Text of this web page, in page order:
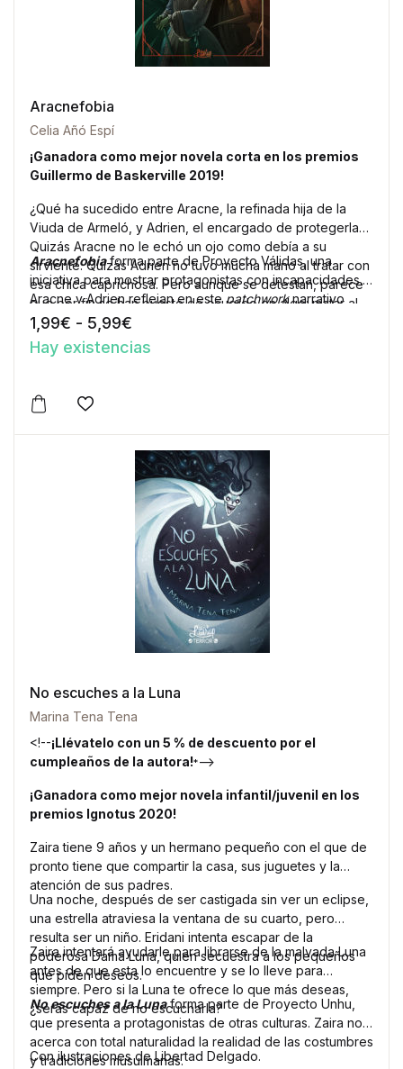
Aracnefobia
Celia Añó Espí
¡Ganadora como mejor novela corta en los premios
Guillermo de Baskerville 2019!
¿Qué ha sucedido entre Aracne, la refinada hija de la
Viuda de Armeló, y Adrien, el encargado de protegerla?
Quizás Aracne no le echó un ojo como debía a su
sirviente. Quizás Adrien no tuvo mucha mano al tratar con
esa chica caprichosa. Pero aunque se detestan, parece
que por fin se han puesto de acuerdo en algo: matar al
otro.
Aracnefobiaforma parte de Proyecto Válidas, una
iniciativa para mostrar protagonistas con incapacidades.
Aracne y Adrien reflejan en estepatchworknarrativo
cómo el protagonista de una historia puede ser el villano
de otra.
1,99€ - 5,99€
Hay existencias
Este producto tiene múltiples variantes. Las
Añadir a la lista de deseos
No escuches a la Luna
Marina Tena Tena
<!--¡Llévatelo con un 5 % de descuento por el
cumpleaños de la autora!*-->
¡Ganadora como mejor novela infantil/juvenil en los
premios Ignotus 2020!
Zaira tiene 9 años y un hermano pequeño con el que de
pronto tiene que compartir la casa, sus juguetes y la
atención de sus padres.
Una noche, después de ser castigada sin ver un eclipse,
una estrella atraviesa la ventana de su cuarto, pero
resulta ser un niño. Eridani intenta escapar de la
poderosa Dama Luna, quien secuestra a los pequeños
que piden deseos.
Zaira intentará ayudarle para librarse de la malvada Luna
antes de que esta lo encuentre y se lo lleve para
siempre. Pero si la Luna te ofrece lo que más deseas,
¿serás capaz de no escucharla?
No escuches a la Lunaforma parte de Proyecto Unhu,
que presenta a protagonistas de otras culturas. Zaira nos
acerca con total naturalidad la realidad de las costumbres
y tradiciones musulmanas.
Con ilustraciones de Libertad Delgado.